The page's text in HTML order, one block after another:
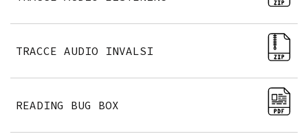
TRACCE AUDIO INVALSI
READING BUG BOX